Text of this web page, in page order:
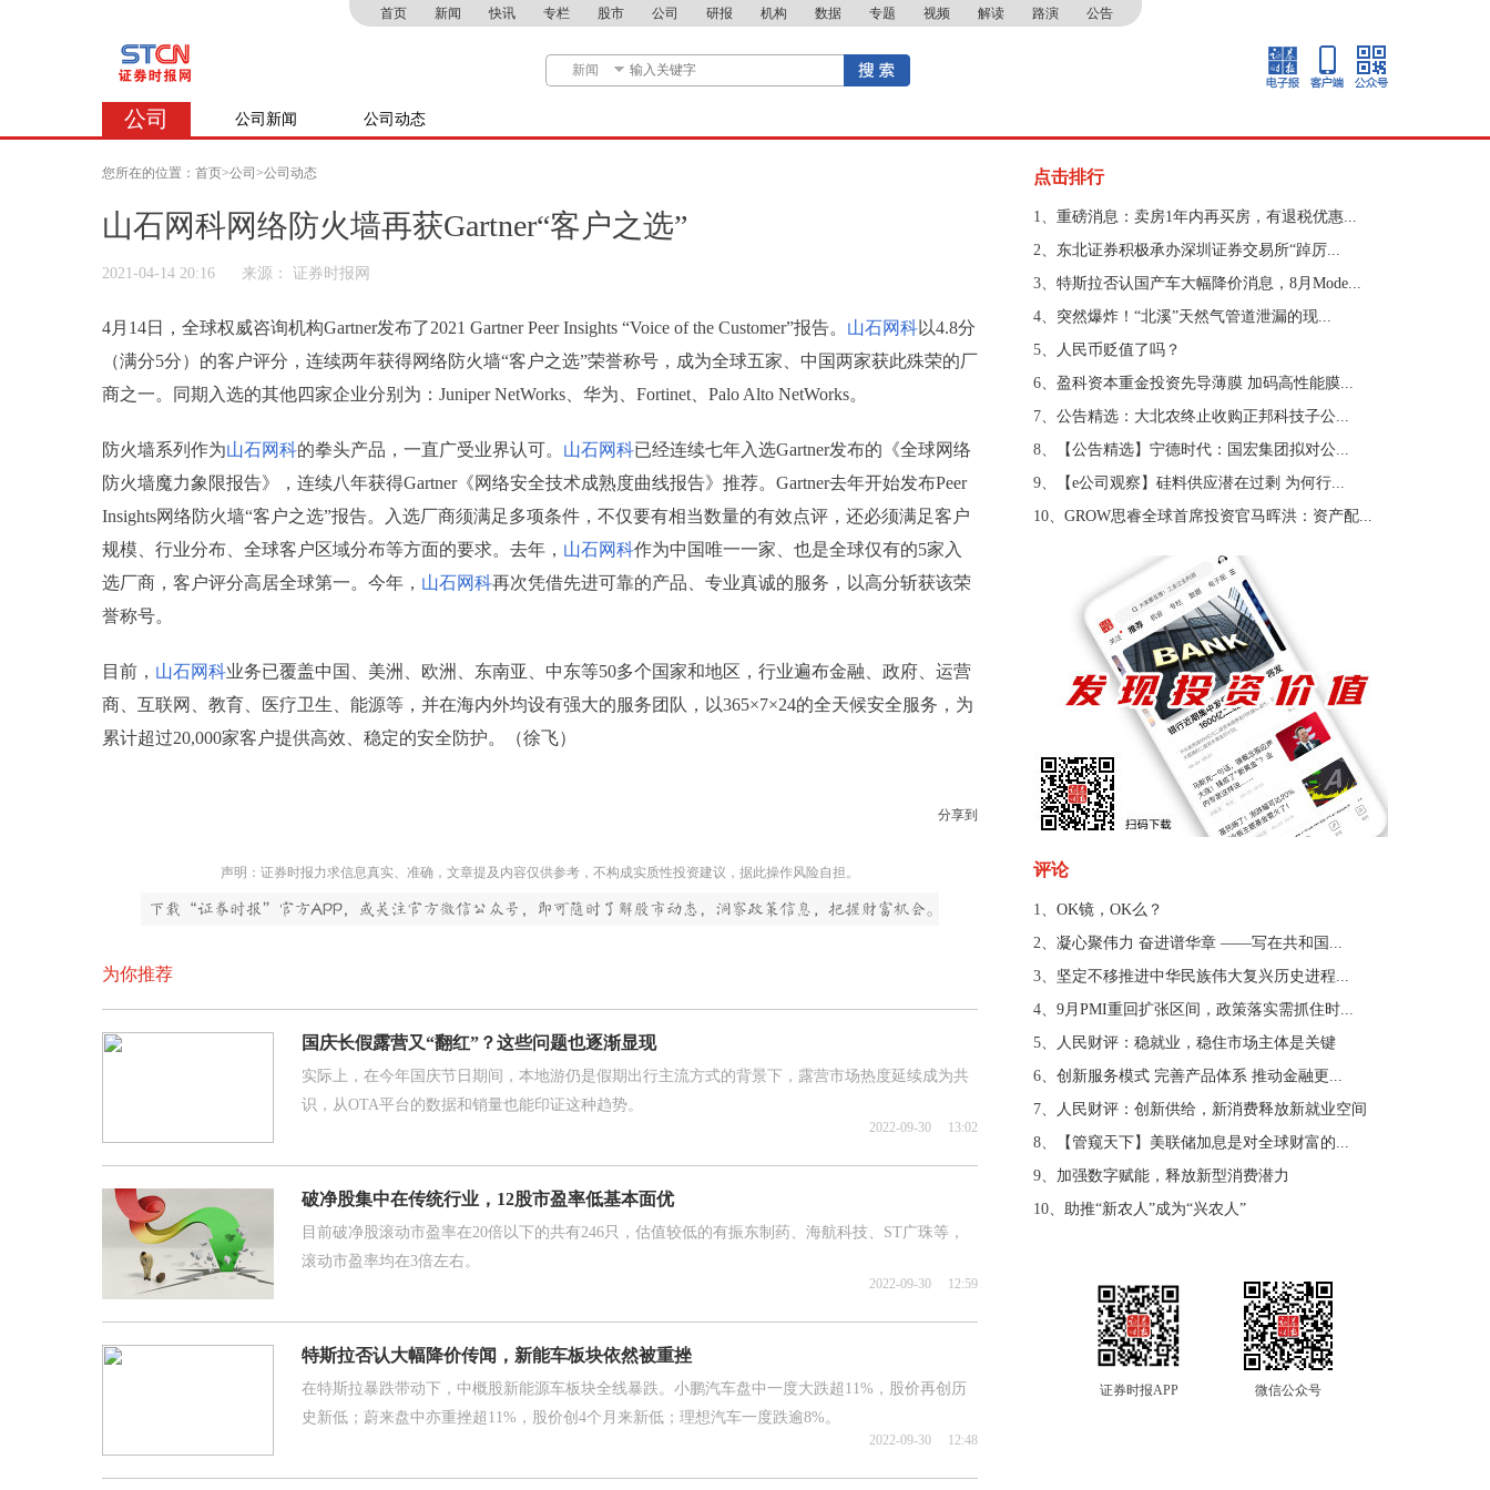
首页 新闻 快讯 专栏 股市 公司 研报 机构 数据 专题 视频 解读 路演 公告
公司 公司新闻 公司动态
您所在的位置： 首页>公司 >公司动态
山石网科网络防火墙再获Gartner“客户之选”
2021-04-14 20:16 来源： 证券时报网
4月14日，全球权威咨询机构Gartner发布了2021 Gartner Peer Insights “Voice of the Customer”报告。 山石网科以4.8分
（满分5分）的客户评分，连续两年获得网络防火墙“客户之选”荣誉称号，成为全球五家、中国两家获此殊荣的厂
商之一。同期入选的其他四家企业分别为：Juniper NetWorks、华为、Fortinet、Palo Alto NetWorks。
防火墙系列作为山石网科的拳头产品，一直广受业界认可。 山石网科已经连续七年入选Gartner发布的《全球网络
防火墙魔力象限报告》，连续八年获得Gartner《网络安全技术成熟度曲线报告》推荐。Gartner去年开始发布Peer
Insights网络防火墙“客户之选”报告。入选厂商须满足多项条件，不仅要有相当数量的有效点评，还必须满足客户
规模、行业分布、全球客户区域分布等方面的要求。去年， 山石网科作为中国唯一一家、也是全球仅有的5家入
选厂商，客户评分高居全球第一。今年， 山石网科再次凭借先进可靠的产品、专业真诚的服务，以高分斩获该荣
誉称号。
目前， 山石网科业务已覆盖中国、美洲、欧洲、东南亚、中东等50多个国家和地区，行业遍布金融、政府、运营
商、互联网、教育、医疗卫生、能源等，并在海内外均设有强大的服务团队，以365×7×24的全天候安全服务，为
累计超过20,000家客户提供高效、稳定的安全防护。（徐飞）
分享到
声明：证券时报力求信息真实、准确，文章提及内容仅供参考，不构成实质性投资建议，据此操作风险自担。
为你推荐
国庆长假露营又“翻红”？这些问题也逐渐显现
实际上，在今年国庆节日期间，本地游仍是假期出行主流方式的背景下，露营市场热度延续成为共
识，从OTA平台的数据和销量也能印证这种趋势。
2022-09-30 13:02
破净股集中在传统行业，12股市盈率低基本面优
目前破净股滚动市盈率在20倍以下的共有246只，估值较低的有振东制药、海航科技、ST广珠等，
滚动市盈率均在3倍左右。
2022-09-30 12:59
特斯拉否认大幅降价传闻，新能车板块依然被重挫
在特斯拉暴跌带动下，中概股新能源车板块全线暴跌。小鹏汽车盘中一度大跌超11%，股价再创历
史新低；蔚来盘中亦重挫超11%，股价创4个月来新低；理想汽车一度跌逾8%。
2022-09-30 12:48
点击排行
1、 重磅消息：卖房1年内再买房，有退税优惠...
2、 东北证券积极承办深圳证券交易所“踔厉...
3、 特斯拉否认国产车大幅降价消息，8月Mode...
4、 突然爆炸！“北溪”天然气管道泄漏的现...
5、
人民币贬值了吗？
6、 盈科资本重金投资先导薄膜 加码高性能膜...
7、 公告精选：大北农终止收购正邦科技子公...
8、
【公告精选】宁德时代：国宏集团拟对公...
9、
【e公司观察】硅料供应潜在过剩 为何行...
10、 GROW思睿全球首席投资官马晖洪：资产配...
评论
1、 OK镜，OK么？
2、 凝心聚伟力 奋进谱华章 ——写在共和国...
3、 坚定不移推进中华民族伟大复兴历史进程...
4、 9月PMI重回扩张区间，政策落实需抓住时...
5、
人民财评：稳就业，稳住市场主体是关键
6、 创新服务模式 完善产品体系 推动金融更...
7、
人民财评：创新供给，新消费释放新就业空间
8、
【管窥天下】美联储加息是对全球财富的...
9、 加强数字赋能，释放新型消费潜力
10、 助推“新农人”成为“兴农人”
证券时报APP 微信公众号